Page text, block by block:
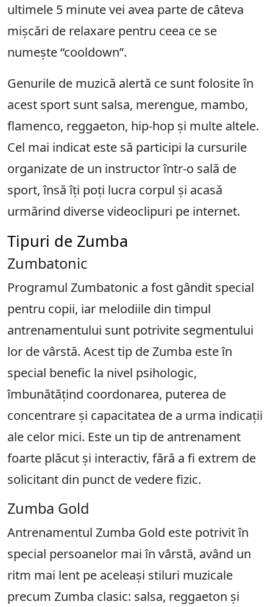
ultimele 5 minute vei avea parte de câteva
mișcări de relaxare pentru ceea ce se
numește “cooldown”.
Genurile de muzică alertă ce sunt folosite în
acest sport sunt salsa, merengue, mambo,
flamenco, reggaeton, hip-hop și multe altele.
Cel mai indicat este să participi la cursurile
organizate de un instructor într-o sală de
sport, însă îți poți lucra corpul și acasă
urmărind diverse videoclipuri pe internet.
Tipuri de Zumba
Zumbatonic
Programul Zumbatonic a fost gândit special
pentru copii, iar melodiile din timpul
antrenamentului sunt potrivite segmentului
lor de vârstă. Acest tip de Zumba este în
special benefic la nivel psihologic,
îmbunătățind coordonarea, puterea de
concentrare și capacitatea de a urma indicații
ale celor mici. Este un tip de antrenament
foarte plăcut și interactiv, fără a fi extrem de
solicitant din punct de vedere fizic.
Zumba Gold
Antrenamentul Zumba Gold este potrivit în
special persoanelor mai în vârstă, având un
ritm mai lent pe aceleași stiluri muzicale
precum Zumba clasic: salsa, reggaeton și